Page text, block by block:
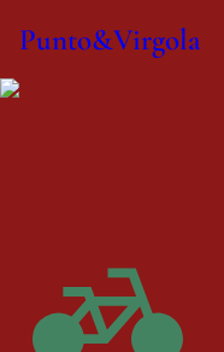
Punto&Virgola